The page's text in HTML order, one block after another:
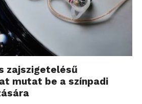
zajszigetelésű
mutat be a színpadi